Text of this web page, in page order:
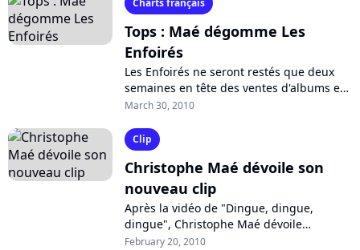
Charts français
Tops : Maé dégomme Les
Enfoirés
Les Enfoirés ne seront restés que deux
semaines en tête des ventes d'albums en
France cette année avec "La crise de nerfs
March 30, 2010
Clip
Christophe Maé dévoile son
nouveau clip
Après la vidéo de "Dingue, dingue,
dingue", Christophe Maé dévoile
actuellement sur son site officiel, le clip
February 20, 2010